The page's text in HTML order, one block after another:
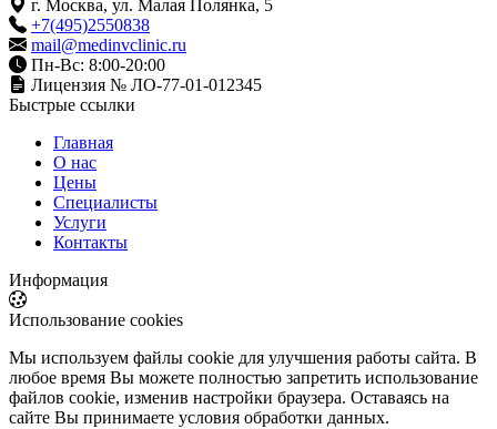
г. Москва, ул. Малая Полянка, 5
+7(495)2550838
mail@medinvclinic.ru
Пн-Вс: 8:00-20:00
Лицензия № ЛО-77-01-012345
Быстрые ссылки
Главная
О нас
Цены
Специалисты
Услуги
Контакты
Информация
Использование cookies
Мы используем файлы cookie для улучшения работы сайта. В
любое время Вы можете полностью запретить использование
файлов cookie, изменив настройки браузера. Оставаясь на
сайте Вы принимаете условия обработки данных.